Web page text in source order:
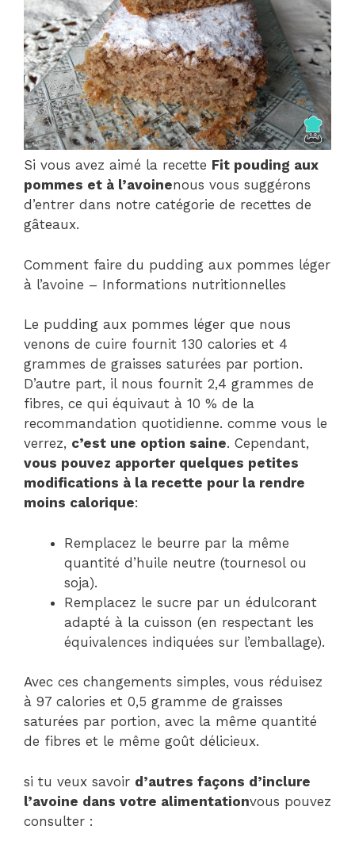
Si vous avez aimé la recette Fit pouding aux
pommes et à l’avoinenous vous suggérons
d’entrer dans notre catégorie de recettes de
gâteaux.
Comment faire du pudding aux pommes léger
à l’avoine – Informations nutritionnelles
Le pudding aux pommes léger que nous
venons de cuire fournit 130 calories et 4
grammes de graisses saturées par portion.
D’autre part, il nous fournit 2,4 grammes de
fibres, ce qui équivaut à 10 % de la
recommandation quotidienne. comme vous le
verrez, c’est une option saine. Cependant,
vous pouvez apporter quelques petites
modifications à la recette pour la rendre
moins calorique:
Remplacez le beurre par la même
quantité d’huile neutre (tournesol ou
soja).
Remplacez le sucre par un édulcorant
adapté à la cuisson (en respectant les
équivalences indiquées sur l’emballage).
Avec ces changements simples, vous réduisez
à 97 calories et 0,5 gramme de graisses
saturées par portion, avec la même quantité
de fibres et le même goût délicieux.
si tu veux savoir d’autres façons d’inclure
l’avoine dans votre alimentationvous pouvez
consulter :